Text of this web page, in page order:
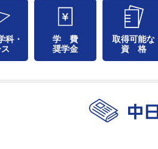
科・
学 費
奨学金
取得可能な
資 格